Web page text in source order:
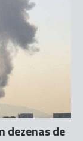
dezenas de